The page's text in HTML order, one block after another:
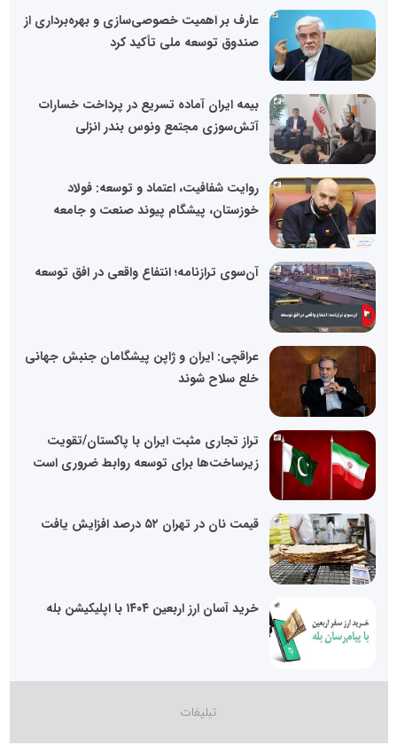
عارف بر اهمیت خصوصی‌سازی و بهره‌برداری از
صندوق توسعه ملی تأکید کرد
بیمه ایران آماده تسریع در پرداخت خسارات
آتش‌سوزی مجتمع ونوس بندر انزلی
روایت شفافیت، اعتماد و توسعه: فولاد
خوزستان، پیشگام پیوند صنعت و جامعه
آن‌سوی ترازنامه؛ انتفاع واقعی در افق توسعه
عراقچی: ایران و ژاپن پیشگامان جنبش جهانی
خلع سلاح شوند
تراز تجاری مثبت ایران با پاکستان/تقویت
زیرساخت‌ها برای توسعه روابط ضروری است
قیمت نان در تهران ۵۲ درصد افزایش یافت
خرید آسان ارز اربعین ۱۴۰۴ با اپلیکیشن بله